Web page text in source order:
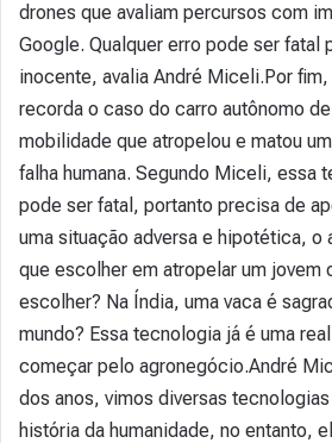
drones que avaliam percursos com
Google. Qualquer erro pode ser fatal
inocente, avalia André Miceli.Por
recorda o caso do carro autônomo
mobilidade que atropelou e matou
falha humana. Segundo Miceli, essa
pode ser fatal, portanto precisa de
uma situação adversa e hipotética, o
que escolher em atropelar um jovem
escolher? Na Índia, uma vaca é
mundo? Essa tecnologia já é uma
começar pelo agronegócio.André
dos anos, vimos diversas
história da humanidade, no entanto,